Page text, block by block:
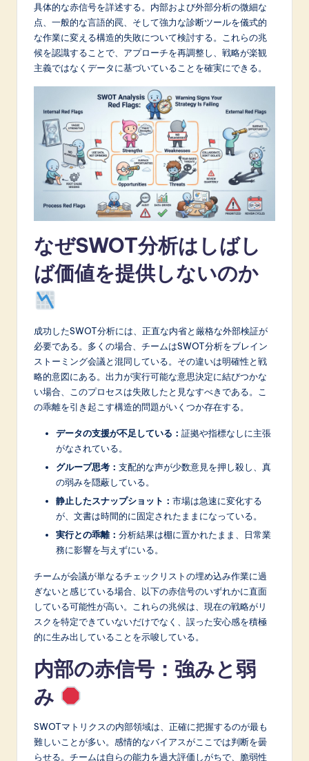
w
ti
具体的な赤信号を詳述する。内部および外部分析の微細な
点、一般的な言語的罠、そして強力な診断ツールを儀式的
な作業に変える構造的失敗について検討する。これらの兆
候を認識することで、アプローチを再調整し、戦略が楽観
主義ではなくデータに基づいていることを確実にできる。
なぜSWOT分析はしばし
ば価値を提供しないのか
成功したSWOT分析には、正直な内省と厳格な外部検証が
必要である。多くの場合、チームはSWOT分析をブレイン
ストーミング会議と混同している。その違いは明確性と戦
略的意図にある。出力が実行可能な意思決定に結びつかな
い場合、このプロセスは失敗したと見なすべきである。こ
の乖離を引き起こす構造的問題がいくつか存在する。
データの支援が不足している： 証拠や指標なしに主張
がなされている。
グループ思考： 支配的な声が少数意見を押し殺し、真
の弱みを隠蔽している。
静止したスナップショット： 市場は急速に変化する
が、文書は時間的に固定されたままになっている。
実行との乖離： 分析結果は棚に置かれたまま、日常業
務に影響を与えずにいる。
チームが会議が単なるチェックリストの埋め込み作業に過
ぎないと感じている場合、以下の赤信号のいずれかに直面
している可能性が高い。これらの兆候は、現在の戦略がリ
スクを特定できていないだけでなく、誤った安心感を積極
的に生み出していることを示唆している。
内部の赤信号：強みと弱
み
SWOTマトリクスの内部領域は、正確に把握するのが最も
難しいことが多い。感情的なバイアスがここでは判断を曇
らせる。チームは自らの能力を過大評価しがちで、脆弱性